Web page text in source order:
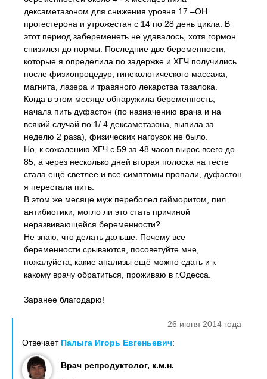
дексаметазоном для снижения уровня 17 –ОН
прогестерона и утрожестан с 14 по 28 день цикла. В
этот период забеременеть не удавалось, хотя гормон
снизился до нормы. Последние две беременности,
которые я определила по задержке и ХГЧ получились
после физиопроцедур, гинекологического массажа,
магнита, лазера и травяного лекарства тазалока.
Когда в этом месяце обнаружила беременность,
начала пить дуфастон (по назначению врача и на
всякий случай по 1/ 4 дексаметазона, выпила за
неделю 2 раза), физических нагрузок не было.
Но, к сожалению ХГЧ с 59 за 48 часов вырос всего до
85, а через несколько дней вторая полоска на тесте
стала ещё светлее и все симптомы пропали, дуфастон
я перестала пить.
В этом же месяце муж переболел гайморитом, пил
антибиотики, могло ли это стать причиной
неразвивающейся беременности?
Не знаю, что делать дальше. Почему все
беременности срываются, посоветуйте мне,
пожалуйста, какие анализы ещё можно сдать и к
какому врачу обратиться, проживаю в г.Одесса.
Заранее благодарю!
26 июня 2014 года
Отвечает Палыга Игорь Евгеньевич:
Врач репродуктолог, к.м.н.